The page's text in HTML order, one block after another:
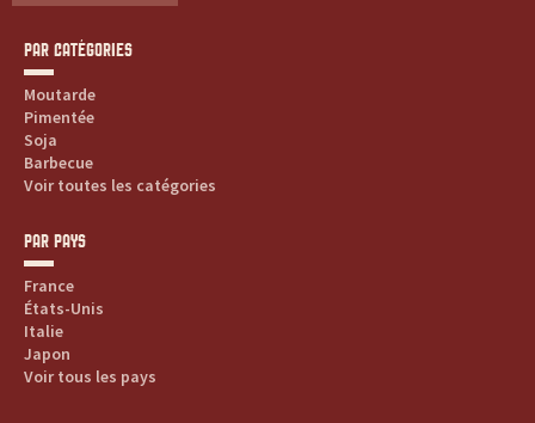
PAR CATÉGORIES
Moutarde
Pimentée
Soja
Barbecue
Voir toutes les catégories
PAR PAYS
France
États-Unis
Italie
Japon
Voir tous les pays